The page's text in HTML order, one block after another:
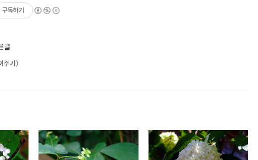
구독하기
글
주가)